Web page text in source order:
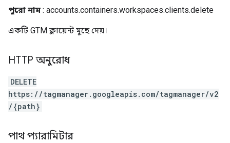
পুরো নাম : accounts.containers.workspaces.clients.delete
একটি GTM ক্লায়েন্ট মুছে দেয়।
HTTP অনুরোধ
DELETE
https://tagmanager.googleapis.com/tagmanager/v2
/{path}
পাথ প্যারামিটার